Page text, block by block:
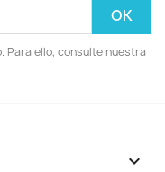
Para ello, consulte nuestra
